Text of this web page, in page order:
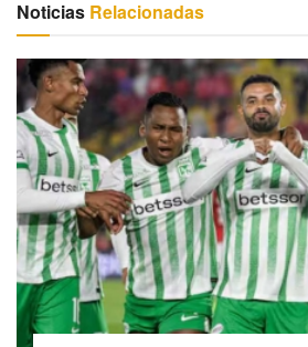
Noticias Relacionadas